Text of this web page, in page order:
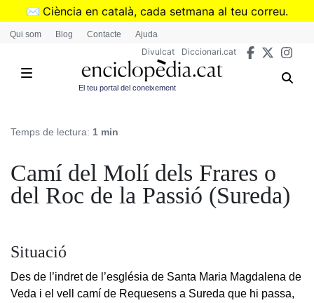
Vés
✉️ Ciència en català, cada setmana al teu correu.
➜Subscriu-te al butlletí de Divulcat
Qui som Blog Contacte Ajuda
Divulcat Diccionari.cat
El teu portal del coneixement
Temps de lectura: 1 min
Camí del Molí dels Frares o
del Roc de la Passió (Sureda)
Situació
Des de l’indret de l’església de Santa Maria Magdalena de
Veda i el vell camí de Requesens a Sureda que hi passa,